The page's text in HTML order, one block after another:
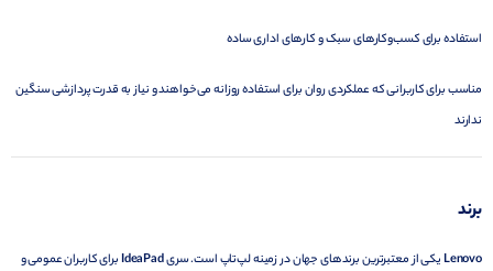
استفاده برای کسب‌وکارهای سبک و کارهای اداری ساده
مناسب برای کاربرانی که عملکردی روان برای استفاده روزانه می‌خواهند و نیاز به قدرت پردازشی سنگین
ندارند
برند
Lenovoیکی از معتبرترین برندهای جهان در زمینه لپ‌تاپ است. سریIdeaPadبرای کاربران عمومی و